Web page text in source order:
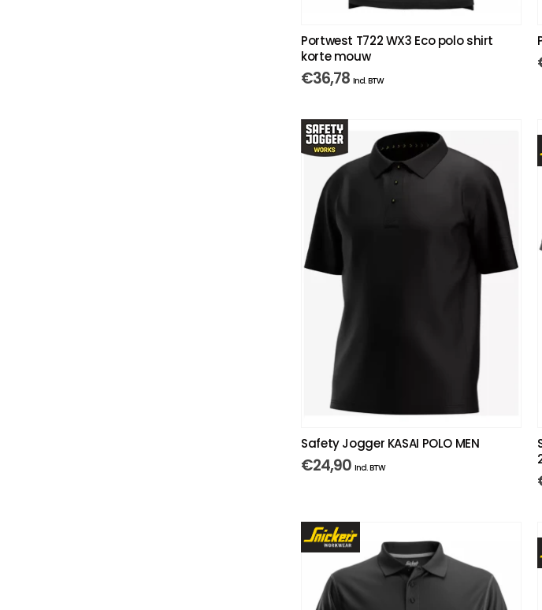
Portwest T722 WX3 Eco polo shirt
korte mouw
€36,78 Incl. BTW
Safety Jogger KASAI POLO MEN
€24,90 Incl. BTW